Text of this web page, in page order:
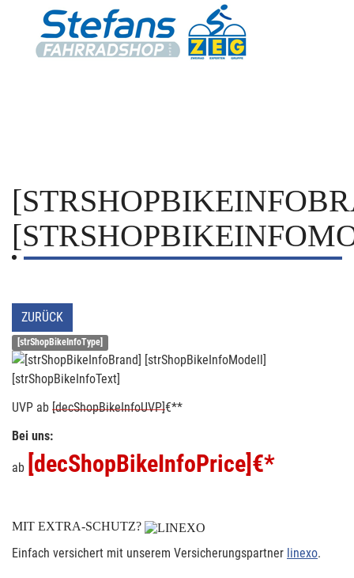
ZURÜCK
[strShopBikeInfoType]
[strShopBikeInfoText]
UVP ab [decShopBikeInfoUVP]€**
Bei uns:
ab [decShopBikeInfoPrice] €*
MIT EXTRA-SCHUTZ?
Einfach versichert mit unserem Versicherungspartner linexo.